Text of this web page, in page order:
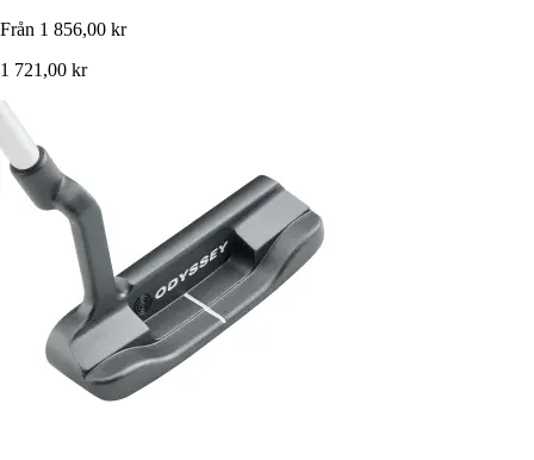
Från 1 856,00 kr
1 721,00 kr